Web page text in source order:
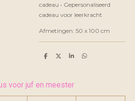
cadeau • Gepersonaliseerd
cadeau voor leerkracht
Afmetingen: 50 x 100 cm
D
D
S
D
voor juf en meester